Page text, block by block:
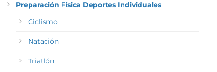
Preparación Física Deportes Individuales
Ciclismo
Natación
Triatlón